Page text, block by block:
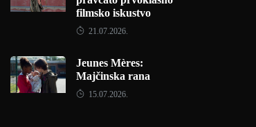
filmsko iskustvo
21.07.2026.
Jeunes Mères:
Majčinska rana
15.07.2026.